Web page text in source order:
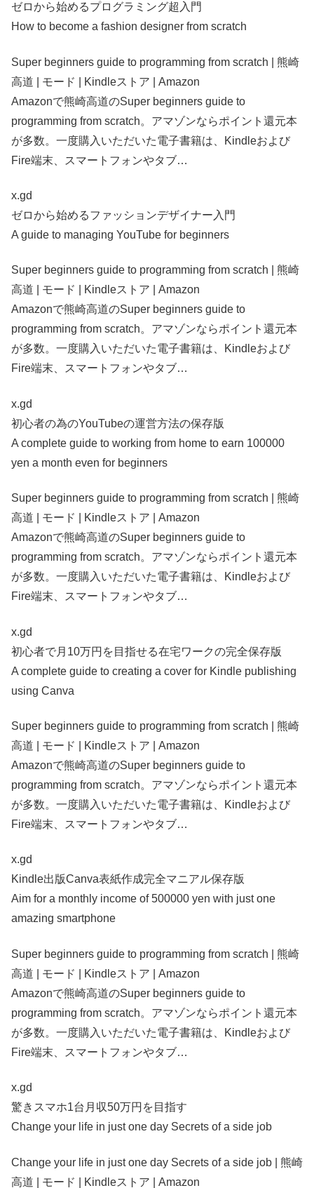
ゼロから始めるプログラミング超入門
How to become a fashion designer from scratch
Super beginners guide to programming from scratch | 熊崎
高道 | モード | Kindleストア | Amazon
Amazonで熊崎高道のSuper beginners guide to
programming from scratch。アマゾンならポイント還元本
が多数。一度購入いただいた電子書籍は、Kindleおよび
Fire端末、スマートフォンやタブ…
x.gd
ゼロから始めるファッションデザイナー入門
A guide to managing YouTube for beginners
Super beginners guide to programming from scratch | 熊崎
高道 | モード | Kindleストア | Amazon
Amazonで熊崎高道のSuper beginners guide to
programming from scratch。アマゾンならポイント還元本
が多数。一度購入いただいた電子書籍は、Kindleおよび
Fire端末、スマートフォンやタブ…
x.gd
初心者の為のYouTubeの運営方法の保存版
A complete guide to working from home to earn 100000
yen a month even for beginners
Super beginners guide to programming from scratch | 熊崎
高道 | モード | Kindleストア | Amazon
Amazonで熊崎高道のSuper beginners guide to
programming from scratch。アマゾンならポイント還元本
が多数。一度購入いただいた電子書籍は、Kindleおよび
Fire端末、スマートフォンやタブ…
x.gd
初心者で月10万円を目指せる在宅ワークの完全保存版
A complete guide to creating a cover for Kindle publishing
using Canva
Super beginners guide to programming from scratch | 熊崎
高道 | モード | Kindleストア | Amazon
Amazonで熊崎高道のSuper beginners guide to
programming from scratch。アマゾンならポイント還元本
が多数。一度購入いただいた電子書籍は、Kindleおよび
Fire端末、スマートフォンやタブ…
x.gd
Kindle出版Canva表紙作成完全マニアル保存版
Aim for a monthly income of 500000 yen with just one
amazing smartphone
Super beginners guide to programming from scratch | 熊崎
高道 | モード | Kindleストア | Amazon
Amazonで熊崎高道のSuper beginners guide to
programming from scratch。アマゾンならポイント還元本
が多数。一度購入いただいた電子書籍は、Kindleおよび
Fire端末、スマートフォンやタブ…
x.gd
驚きスマホ1台月収50万円を目指す
Change your life in just one day Secrets of a side job
Change your life in just one day Secrets of a side job | 熊崎
高道 | モード | Kindleストア | Amazon